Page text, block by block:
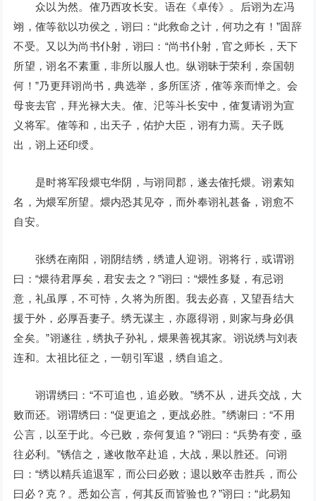
众以为然。傕乃西攻长安。语在《卓传》。后诩为左冯
翊，傕等欲以功侯之，诩曰：“此救命之计，何功之有！”固辞
不受。又以为尚书仆射，诩曰：“尚书仆射，官之师长，天下
所望，诩名不素重，非所以服人也。纵诩昧于荣利，奈国朝
何！”乃更拜诩尚书，典选举，多所匡济，傕等亲而惮之。会
母丧去官，拜光禄大夫。傕、汜等斗长安中，傕复请诩为宣
义将军。傕等和，出天子，佑护大臣，诩有力焉。天子既
出，诩上还印绶。
是时将军段煨屯华阴，与诩同郡，遂去傕托煨。诩素知
名，为煨军所望。煨内恐其见夺，而外奉诩礼甚备，诩愈不
自安。
张绣在南阳，诩阴结绣，绣遣人迎诩。诩将行，或谓诩
曰：“煨待君厚矣，君安去之？”诩曰：“煨性多疑，有忌诩
意，礼虽厚，不可恃，久将为所图。我去必喜，又望吾结大
援于外，必厚吾妻子。绣无谋主，亦愿得诩，则家与身必俱
全矣。”诩遂往，绣执子孙礼，煨果善视其家。诩说绣与刘表
连和。太祖比征之，一朝引军退，绣自追之。
诩谓绣曰：“不可追也，追必败。”绣不从，进兵交战，大
败而还。诩谓绣曰：“促更追之，更战必胜。”绣谢曰：“不用
公言，以至于此。今已败，奈何复追？”诩曰：“兵势有变，亟
往必利。”锈信之，遂收散卒赴追，大战，果以胜还。问诩
曰：“绣以精兵追退军，而公曰必败；退以败卒击胜兵，而公
曰必？克？。悉如公言，何其反而皆验也？”诩曰：“此易知